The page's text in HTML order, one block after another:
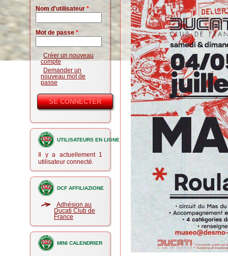
Nom d'utilisateur *
Mot de passe *
Créer un nouveau
compte
Demander un
nouveau mot de
passe
UTILISATEURS EN LIGNE
Il y a actuellement 1
utilisateur connecté.
DCF AFFILIAZIONE
Adhésion au
Ducati Club de
France
MINI CALENDRIER